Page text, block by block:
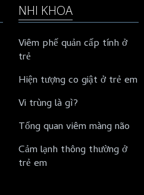
NHI KHOA
Viêm phế quản cấp tính ở
trẻ
Hiện tượng co giật ở trẻ em
Vi trùng là gì?
Tổng quan viêm màng não
Cảm lạnh thông thường ở
trẻ em